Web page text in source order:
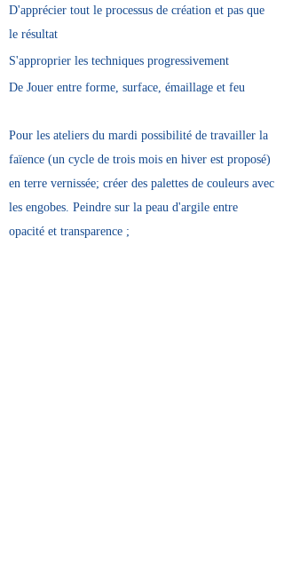
D'apprécier tout le processus de création et pas que
le résultat
S'approprier les techniques progressivement
De Jouer entre forme, surface, émaillage et feu
Pour les ateliers du mardi possibilité de travailler la
faïence (un cycle de trois mois en hiver est proposé)
en terre vernissée; créer des palettes de couleurs avec
les engobes. Peindre sur la peau d'argile entre
opacité et transparence ;